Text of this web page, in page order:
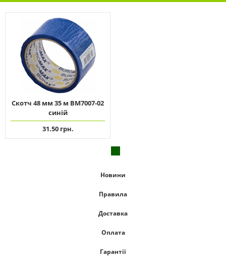
Скотч 48 мм 35 м ВМ7007-02
синій
31.50 грн.
Новини
Правила
Доставка
Оплата
Гарантії